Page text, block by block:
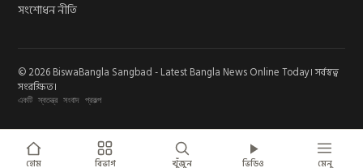
সংশোধন নীতি
© 2026 BiswaBangla Sangbad - Latest Bangla News Online Today। সর্বস্বত্ব
সংরক্ষিত।
একটি স্বতন্ত্র সংবাদ প্রকল্প
হোম বিভাগ খুঁজুন ভিডিও মেনু